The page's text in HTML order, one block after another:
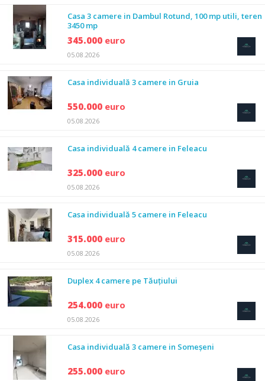
Casa 3 camere in Dambul Rotund, 100 mp utili, teren
3450 mp
345.000 euro
05.08.2026
Casa individuală 3 camere in Gruia
550.000 euro
05.08.2026
Casa individuală 4 camere in Feleacu
325.000 euro
05.08.2026
Casa individuală 5 camere in Feleacu
315.000 euro
05.08.2026
Duplex 4 camere pe Tăuțiului
254.000 euro
05.08.2026
Casa individuală 3 camere in Someșeni
255.000 euro